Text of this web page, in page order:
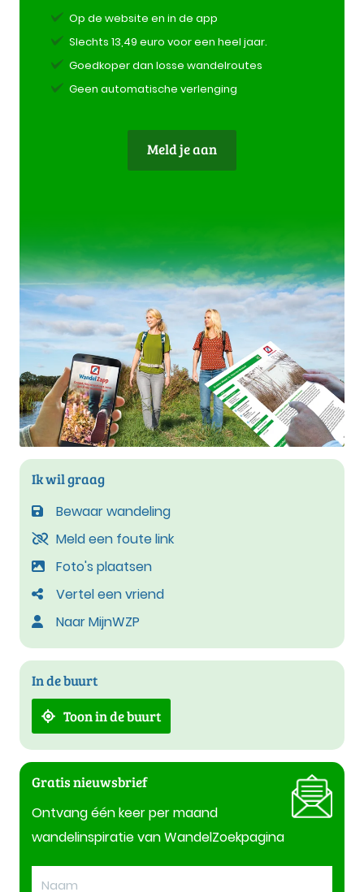
Op de website en in de app
Slechts 13,49 euro voor een heel jaar.
Goedkoper dan losse wandelroutes
Geen automatische verlenging
Meld je aan
Ik wil graag
Bewaar wandeling
Meld een foute link
Foto's plaatsen
Vertel een vriend
Naar MijnWZP
In de buurt
Toon in de buurt
Gratis nieuwsbrief
Ontvang één keer per maand
wandelinspiratie van WandelZoekpagina